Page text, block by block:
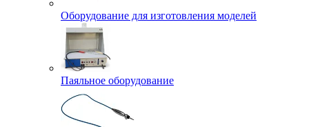
Оборудование для изготовления моделей
Паяльное оборудование